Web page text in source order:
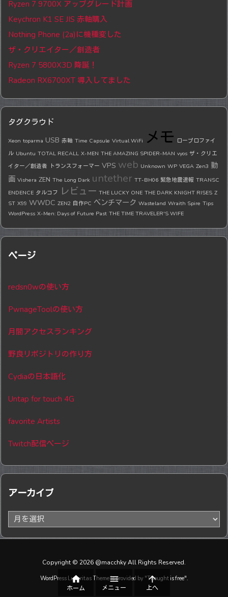
Ryzen 7 9700X アップグレード計画
Keychron K1 SE JIS 赤軸購入
Nothing Phone (2a)に機種変した
ザ・クリエイター／創造者
Ryzen 7 5800X3D 降誕！
Radeon RX6700XT 導入してました
タグクラウド
Xeon toparma USB 赤軸 Time Capsule Virtual WiFi メモ ロープロファイ
ル Ubuntu TOTAL RECALL X-MEN THE AMAZING SPIDER-MAN vyos ザ・クリエ
イター／創造者 トランスフォーマー VPS web Unknown WP VEGA Zen3 動
画 Vishera ZEN The Long Dark untether TT-BH06 緊急地震速報 TRANSC
ENDENCE タルコフ レビュー THE LUCKY ONE THE DARK KNIGHT RISES Z
ST X99 WWDC ZEN2 自作PC ベンチマーク Wasteland Wraith Spire Tips
WordPress X-Men: Days of Future Past THE TIME TRAVELER'S WIFE
ページ
redsn0wの使い方
PwnageToolの使い方
月間アクセスランキング
野良リポジトリの作り方
Cydiaの日本語化
Untap for touch 4G
favorite Artists
Twitch配信ページ
アーカイブ
ア
ー
カ
Copyright © 2026 @macchkyAll Rights Reserved.
WordPress Luxeritas Theme is provided by "Thought is free".

ホーム

メニュー

上へ